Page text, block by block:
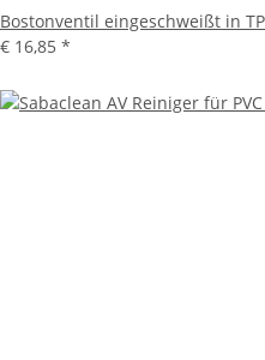
Bostonventil eingeschweißt in
€ 16,85 *